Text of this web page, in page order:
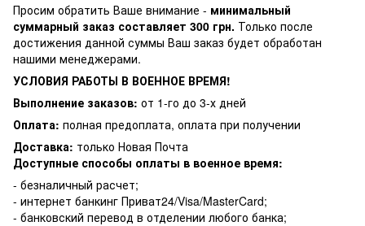
Просим обратить Ваше внимание - минимальный
суммарный заказ составляет 300 грн. Только после
достижения данной суммы Ваш заказ будет обработан
нашими менеджерами.
УСЛОВИЯ РАБОТЫ В ВОЕННОЕ ВРЕМЯ!
Выполнение заказов: от 1-го до 3-х дней
Оплата: полная предоплата, оплата при получении
Доставка: только Новая Почта
Доступные способы оплаты в военное время:
- безналичный расчет;
- интернет банкинг Приват24/Visa/MasterCard;
- банковский перевод в отделении любого банка;